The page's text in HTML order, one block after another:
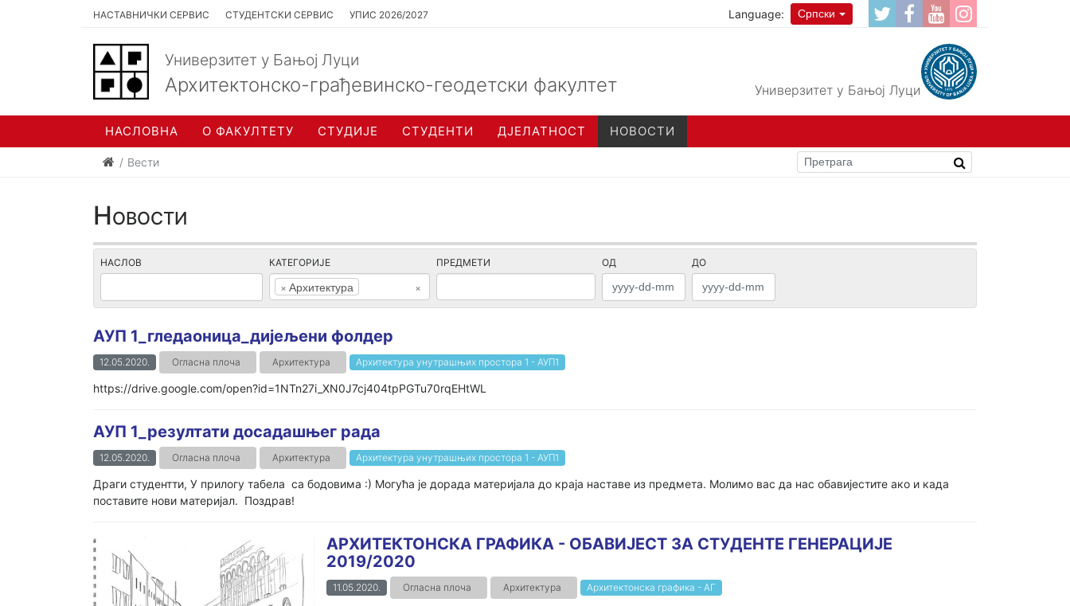
НАСТАВНИЧКИ СЕРВИС СТУДЕНТСКИ СЕРВИС УПИС 2026/2027 Language: Српски
Универзитет у Бањој Луци
Архитектонско-грађевинско-геодетски факултет Универзитет у Бањој Луци
НАСЛОВНА О ФАКУЛТЕТУ СТУДИЈЕ СТУДЕНТИ ДЈЕЛАТНОСТ НОВОСТИ
Вести
Новости
НАСЛОВ КАТЕГОРИЈЕ
×
× Архитектура
ПРЕДМЕТИ ОД ДО
АУП 1_гледаоница_дијељени фолдер
12.05.2020. Огласна плоча Архитектура Архитектура унутрашњих простора 1 - АУП1
https://drive.google.com/open?id=1NTn27i_XN0J7cj404tpPGTu70rqEHtWL
АУП 1_резултати досадашњег рада
12.05.2020. Огласна плоча Архитектура Архитектура унутрашњих простора 1 - АУП1
Драги студентти, У прилогу табела са бодовима :) Могућа је дорада материјала до краја наставе из предмета. Молимо вас да нас обавијестите ако и када
поставите нови материјал. Поздрав!
АРХИТЕКТОНСКА ГРАФИКА - ОБАВИЈЕСТ ЗА СТУДЕНТЕ ГЕНЕРАЦИЈЕ
2019/2020
11.05.2020. Огласна плоча Архитектура Архитектонска графика - АГ